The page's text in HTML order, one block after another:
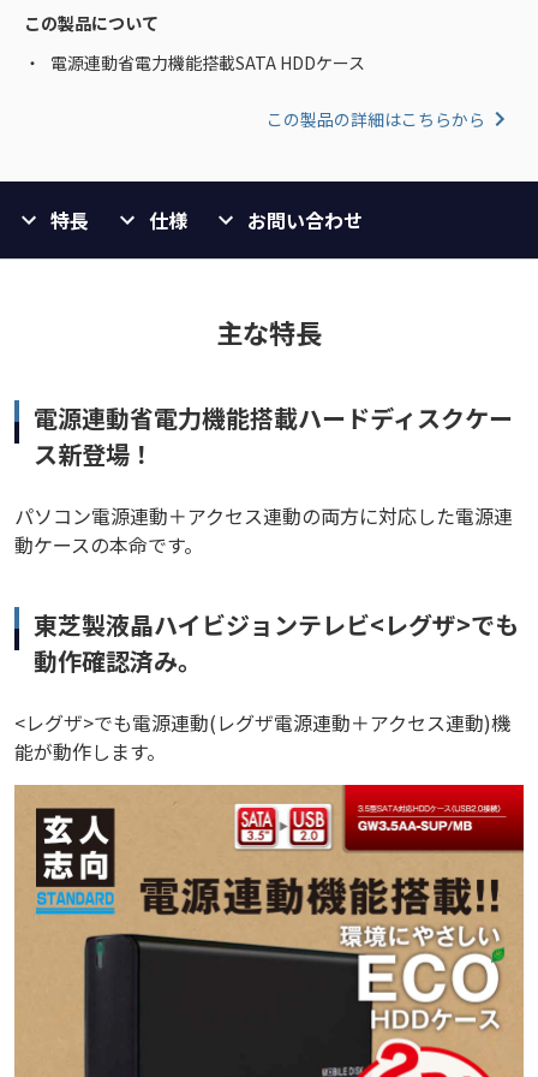
この製品について
電源連動省電力機能搭載SATA HDDケース
この製品の詳細はこちらから
特長 仕様 お問い合わせ
主な特長
電源連動省電力機能搭載ハードディスクケー
ス新登場！
パソコン電源連動＋アクセス連動の両方に対応した電源連
動ケースの本命です。
東芝製液晶ハイビジョンテレビ<レグザ>でも
動作確認済み。
<レグザ>でも電源連動(レグザ電源連動＋アクセス連動)機
能が動作します。